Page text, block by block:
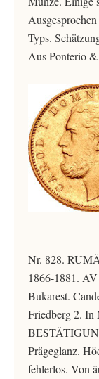
Typs.
Aus Ponterio
Nr. 828.
1866-1881.
Bukarest.
Friedberg 2. In
Prägeglanz.
fehlerlos. Von